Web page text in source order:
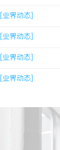
生的气质加分项
[业界动态]
[业界动态]
[业界动态]
[业界动态]